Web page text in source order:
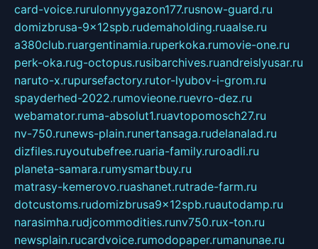
card-voice.rurulonnyygazon177.rusnow-guard.ru
domizbrusa-9x12spb.rudemaholding.ruaalse.ru
a380club.ruargentinamia.ruperkoka.rumovie-one.ru
perk-oka.rug-octopus.rusibarchives.ruandreislyusar.ru
naruto-x.rupursefactory.rutor-lyubov-i-grom.ru
spayderhed-2022.rumovieone.ruevro-dez.ru
webamator.ruma-absolut1.ruavtopomosch27.ru
nv-750.runews-plain.runertansaga.rudelanalad.ru
dizfiles.ruyoutubefree.ruaria-family.ruroadli.ru
planeta-samara.rumysmartbuy.ru
matrasy-kemerovo.ruashanet.rutrade-farm.ru
dotcustoms.rudomizbrusa9x12spb.ruautodamp.ru
narasimha.rudjcommodities.runv750.rux-ton.ru
newsplain.rucardvoice.rumodopaper.rumanunae.ru